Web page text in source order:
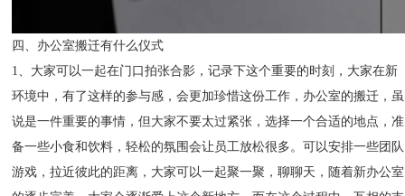
四、办公室搬迁有什么仪式
1、大家可以一起在门口拍张合影，记录下这个重要的时刻，大家在新
环境中，有了这样的参与感，会更加珍惜这份工作，办公室的搬迁，虽
说是一件重要的事情，但大家不要太过紧张，选择一个合适的地点，准
备一些小食和饮料，轻松的氛围会让员工放松很多。可以安排一些团队
游戏，拉近彼此的距离，大家可以一起聚一聚，聊聊天，随着新办公室